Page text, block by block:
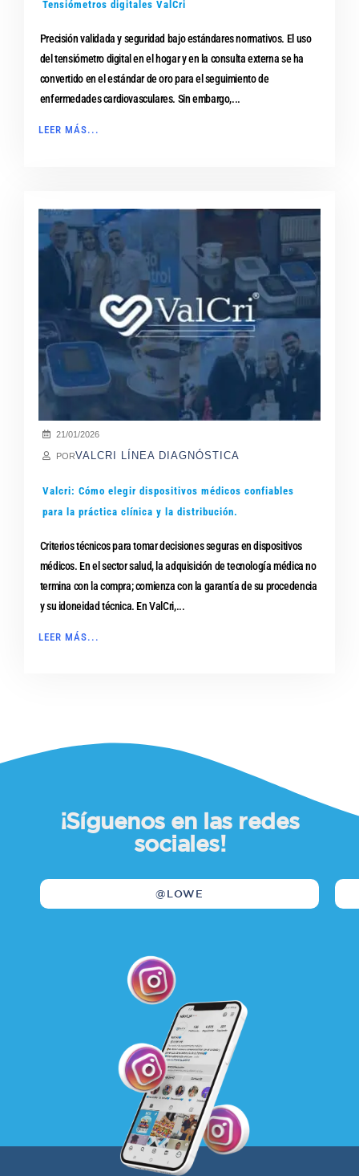
Tensiómetros digitales ValCri
Precisión validada y seguridad bajo estándares normativos. El uso
del tensiómetro digital en el hogar y en la consulta externa se ha
convertido en el estándar de oro para el seguimiento de
enfermedades cardiovasculares. Sin embargo,...
LEER MÁS...
21/01/2026
PORVALCRI LÍNEA DIAGNÓSTICA
Valcri: Cómo elegir dispositivos médicos confiables
para la práctica clínica y la distribución.
Criterios técnicos para tomar decisiones seguras en dispositivos
médicos. En el sector salud, la adquisición de tecnología médica no
termina con la compra; comienza con la garantía de su procedencia
y su idoneidad técnica. En ValCri,...
LEER MÁS...
¡Síguenos en las redes
sociales!
@LOWE